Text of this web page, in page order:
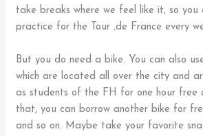
take breaks where we feel like it, so you
practice for the Tour ‚de France every
But you do need a bike. You can also
which are located all over the city and
as students of the FH for one hour free
that, you can borrow another bike for
and so on. Maybe take your favorite